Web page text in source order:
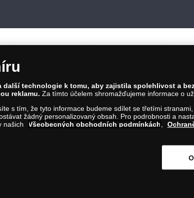
8; Tel.: 810 100 500
DIČ: CZ28507622
146644
další technologie k tomu, aby zajistila spolehlivost a
reklamu. Za tímto účelem shromažďujeme informace o
s tím, že tyto informace budeme sdílet se třetími
žádný personalizovaný obsah. Pro podrobnosti a
našich
Všeobecných obchodních podmínkách